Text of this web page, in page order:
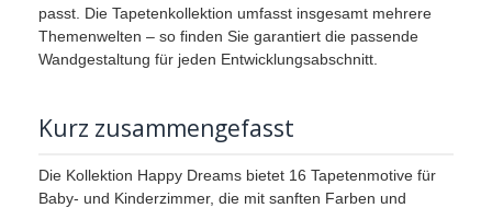
passt. Die Tapetenkollektion umfasst insgesamt mehrere
Themenwelten – so finden Sie garantiert die passende
Wandgestaltung für jeden Entwicklungsabschnitt.
Kurz zusammengefasst
Die Kollektion Happy Dreams bietet 16 Tapetenmotive für
Baby- und Kinderzimmer, die mit sanften Farben und